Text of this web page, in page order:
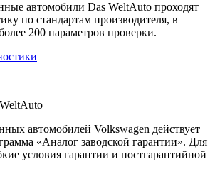
автомобили Das WeltAuto проходят
по стандартам производителя, в
200 параметров проверки.
автомобилей Volkswagen действует
«Аналог заводской гарантии». Для
условия гарантии и постгарантийной